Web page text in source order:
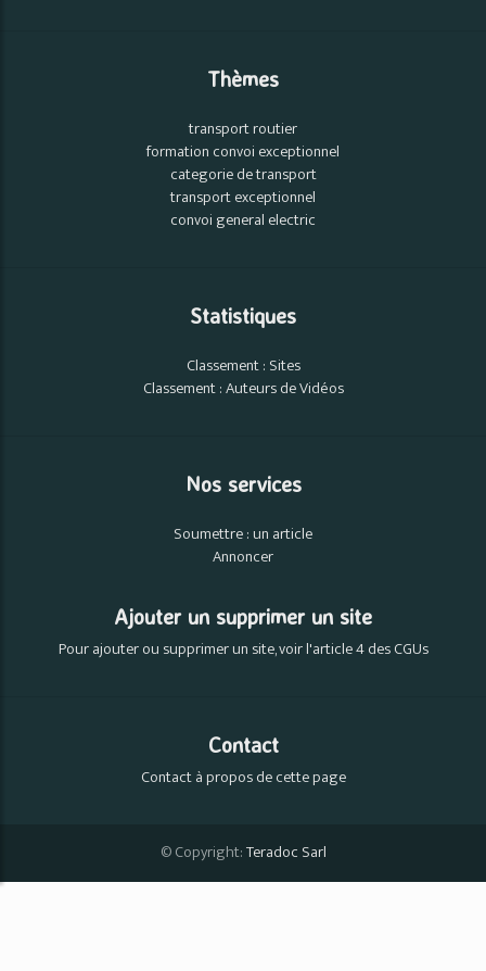
Thèmes
transport routier
formation convoi exceptionnel
categorie de transport
transport exceptionnel
convoi general electric
Statistiques
Classement : Sites
Classement : Auteurs de Vidéos
Nos services
Soumettre : un article
Annoncer
Ajouter un supprimer un site
Pour ajouter ou supprimer un site, voir l'article 4 des CGUs
Contact
Contact à propos de cette page
© Copyright:Teradoc Sarl